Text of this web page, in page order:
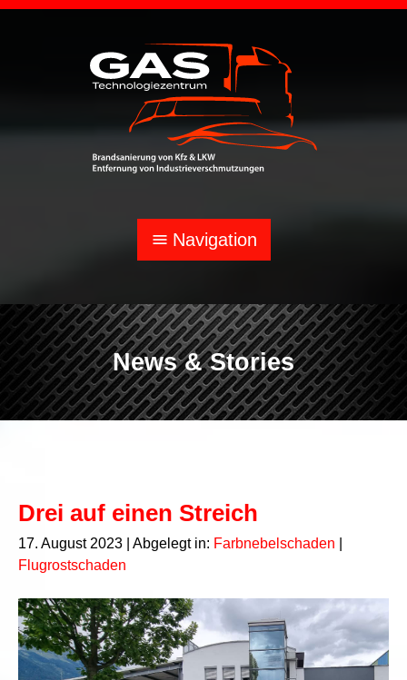
menu Navigation
News & Stories
Drei auf einen Streich
17. August 2023 | Abgelegt in: Farbnebelschaden
Flugrostschaden